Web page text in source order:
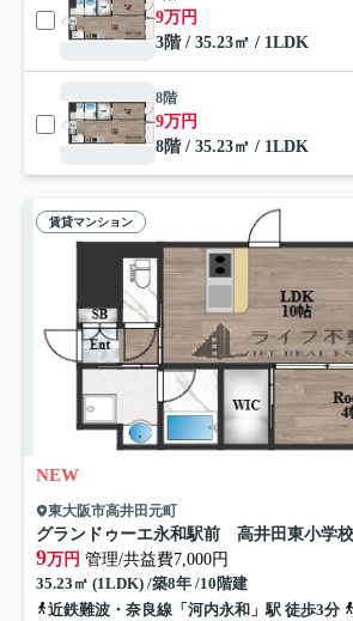
9万円
3階 / 35.23㎡ / 1LDK
8階
9万円
8階 / 35.23㎡ / 1LDK
賃貸マンション
NEW
東大阪市高井田元町
グランドゥーエ永和駅前 高井田東小学
9万円 管理/共益費7,000円
35.23㎡ (1LDK) /築8年 /10階建
近鉄難波・奈良線「河内永和」駅 徒歩3分